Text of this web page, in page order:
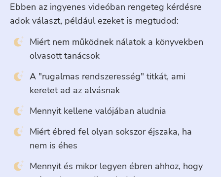
Ebben az ingyenes videóban rengeteg kérdésre
adok választ, például ezeket is megtudod:
Miért nem működnek nálatok a könyvekben
olvasott tanácsok
A "rugalmas rendszeresség" titkát, ami
keretet ad az alvásnak
Mennyit kellene valójában aludnia
Miért ébred fel olyan sokszor éjszaka, ha
nem is éhes
Mennyit és mikor legyen ébren ahhoz, hogy